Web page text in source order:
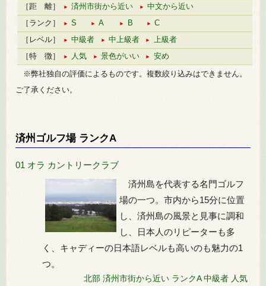
［距 離］
済州市街から近い
中文から近い
［ランク］
S A B
C
［レベル］
中級者 中上級者
上級者
［特 徴］
人気 景色がいい 安め
※弊社独自の評価によるものです。複数絞り込みはできません。
ご了承ください。
済州ゴルフ場 ランクA
01 オラ カントリークラブ
済州島を代表する名門ゴルフ
場の一つ。市内から15分に位置
し、済州島の風景と見事に調和
し、日本人のリピーターも多
く、キャディーの日本語レベルも高いのも魅力の1
つ。
北部 済州市街から近い ランクA 中級者 人気